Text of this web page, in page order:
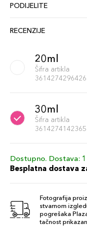
PODIJELITE
RECENZIJE
20ml
Šifra artikla
3614274296426
30ml
Šifra artikla
3614274142365
Dostupno. Dostava:
Besplatna dostava
Fotografija
stvarnom
pogrešaka
tačnost